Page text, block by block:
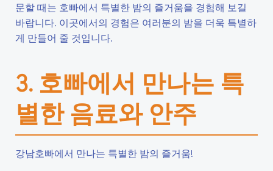
문할 때는 호빠에서 특별한 밤의 즐거움을 경험해 보길
바랍니다. 이곳에서의 경험은 여러분의 밤을 더욱 특별하
게 만들어 줄 것입니다.
3. 호빠에서 만나는 특
별한 음료와 안주
강남호빠에서 만나는 특별한 밤의 즐거움!